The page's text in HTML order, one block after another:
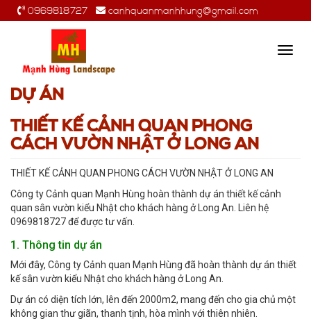
0969818727 canhquanmanhhung@gmail.com
DỰ ÁN
THIẾT KẾ CẢNH QUAN PHONG
CÁCH VƯỜN NHẬT Ở LONG AN
THIẾT KẾ CẢNH QUAN PHONG CÁCH VƯỜN NHẬT Ở LONG AN
Công ty Cảnh quan Mạnh Hùng hoàn thành dự án thiết kế cảnh
quan sân vườn kiểu Nhật cho khách hàng ở Long An. Liên hệ
0969818727 để được tư vấn.
1. Thông tin dự án
Mới đây, Công ty Cảnh quan Mạnh Hùng đã hoàn thành dự án thiết
kế sân vườn kiểu Nhật cho khách hàng ở Long An.
Dự án có diện tích lớn, lên đến 2000m2, mang đến cho gia chủ một
không gian thư giãn, thanh tịnh, hòa mình với thiên nhiên.